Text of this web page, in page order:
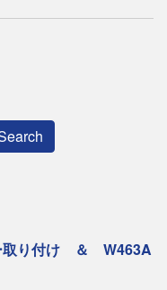
取り付け ＆ W463A